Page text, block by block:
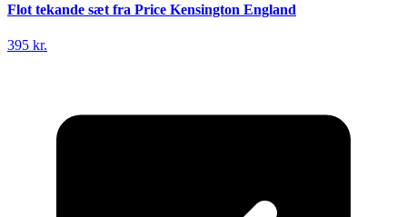
Flot tekande sæt fra Price Kensington England
395 kr.